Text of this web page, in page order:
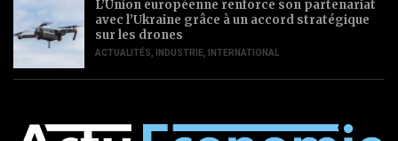
L’Union européenne renforce son partenariat
avec l’Ukraine grâce à un accord stratégique
sur les drones
ACTUALITÉS INDUSTRIE INTERNATIONAL